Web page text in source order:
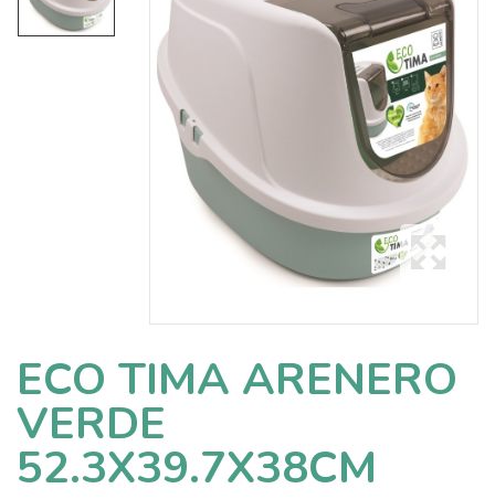
ECO TIMA ARENERO
VERDE
52.3X39.7X38CM